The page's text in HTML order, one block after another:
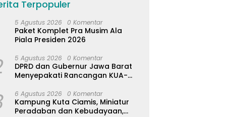
Terpopuler
5 Agustus 2026 0 Komentar
Paket Komplet Pra Musim Ala
Piala Presiden 2026
5 Agustus 2026 0 Komentar
DPRD dan Gubernur Jawa Barat
Menyepakati Rancangan KUA-
6 Agustus 2026 0 Komentar
Kampung Kuta Ciamis, Miniatur
Peradaban dan Kebudayaan,